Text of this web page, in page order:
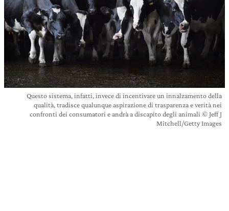
Questo sistema, infatti, invece di incentivare un innalzamento della
qualità, tradisce qualunque aspirazione di trasparenza e verità nei
confronti dei consumatori e andrà a discapito degli animali © Jeff J
Mitchell/Getty Images